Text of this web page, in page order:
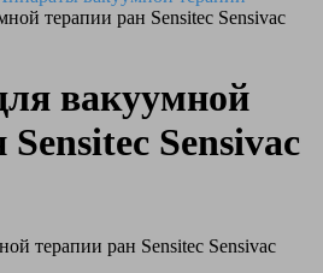
терапии ран Sensitec Sensivac
вакуумной
Sensivac